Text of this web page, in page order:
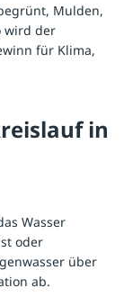
Mulden,
wird der
für Klima,
in
Wasser
oder
über
ab.